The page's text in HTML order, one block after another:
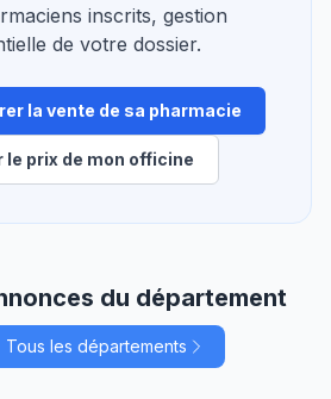
inscrits, gestion
de votre dossier.
la vente de sa pharmacie
le prix de mon officine
du département
Tous les départements